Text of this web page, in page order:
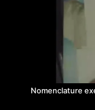
Nomenclature